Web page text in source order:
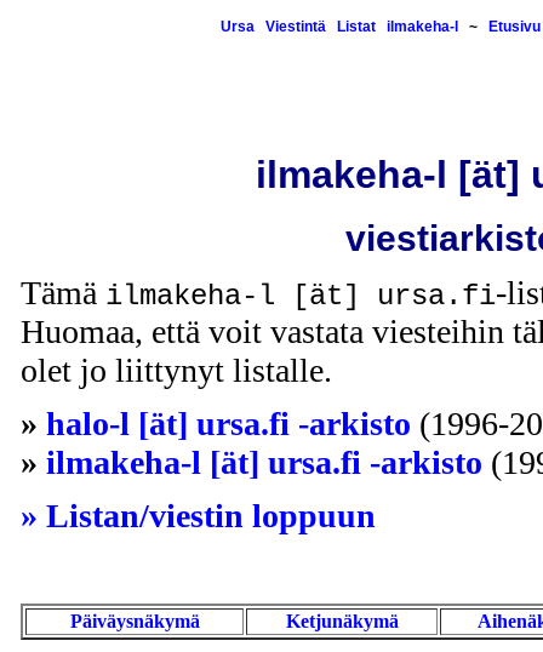
Ursa Viestintä Listat ilmakeha-l ~ Etusivu
ilmakeha-l [ät]
Tämä ilmakeha-l [ät] ursa.fi-
Huomaa, että voit vastata viesteihin
olet jo liittynyt listalle.
» halo-l [ät] ursa.fi -arkisto (1996-
» ilmakeha-l [ät] ursa.fi -arkisto
» Listan/viestin loppuun
Päiväysnäkymä Ketjunäkymä